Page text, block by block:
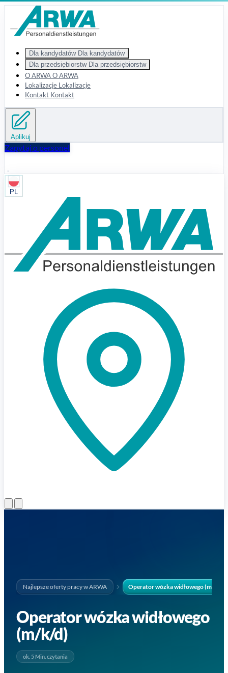
Zum Hauptinhalt springen
Dla kandydatów Dla kandydatów
Dla przedsiębiorstw Dla przedsiębiorstw
O ARWAO ARWA
Lokalizacje Lokalizacje
Kontakt Kontakt
Aplikuj
Zapytaj o personel
PL
Najlepsze oferty pracy w ARWA Operator wózka widłowego (m/k/d)
Operator wózka widłowego
(m/k/d)
ok. 5 Min. czytania